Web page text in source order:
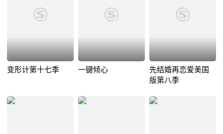
变形计第十七季 一键倾心
先结婚再恋爱美国
版第八季